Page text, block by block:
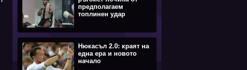
предполагаем
топлинен удар
Нюкасъл 2.0: краят на
една ера и новото
начало